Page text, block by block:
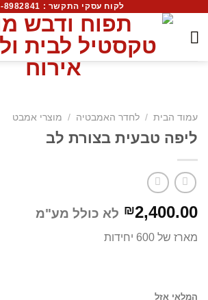
לקוח עסקי התקשר : 052-8982841
עמוד הבית / לחדר האמבטיה / מוצרי אמבט
ליפה טבעית בצורת לב
₪2,400.00 לא כולל מע"מ
מארז של 600 יחידות
המלאי אזל